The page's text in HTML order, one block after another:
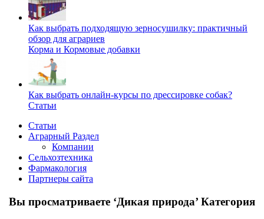
Как выбрать подходящую зерносушилку: практичный
обзор для аграриев
Корма и Кормовые добавки
Как выбрать онлайн-курсы по дрессировке собак?
Статьи
Статьи
Аграрный Раздел
Компании
Сельхозтехника
Фармакология
Партнеры сайта
Вы просматриваете ‘Дикая природа’ Категория